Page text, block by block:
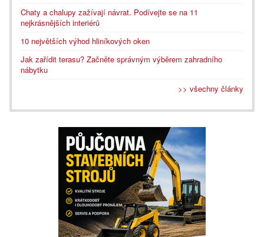
Chaty a chalupy zažívají návrat. Podívejte se na 11
nejkrásnějších interiérů
10 největších výhod hliníkových oken
Jak zařídit terasu? Začněte správným výběrem zahradního
nábytku
>> všechny články